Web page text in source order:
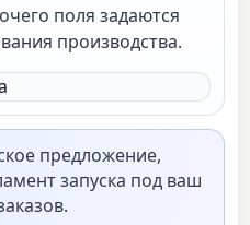
поля задаются
производства.
предложение,
запуска под ваш